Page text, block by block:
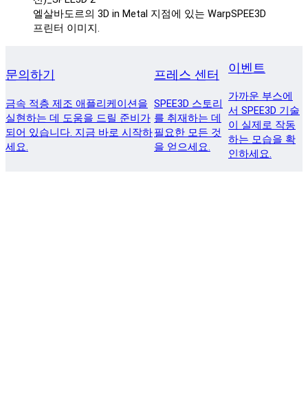
엘살바도르의 3D in Metal 지점에 있는 WarpSPEE3D
프린터 이미지.
문의하기
금속 적층 제조 애플리케이션을
실현하는 데 도움을 드릴 준비가
되어 있습니다. 지금 바로 시작하
세요.
프레스 센터
SPEE3D 스토리
를 취재하는 데
필요한 모든 것
을 얻으세요.
이벤트
가까운 부스에
서 SPEE3D 기술
이 실제로 작동
하는 모습을 확
인하세요.